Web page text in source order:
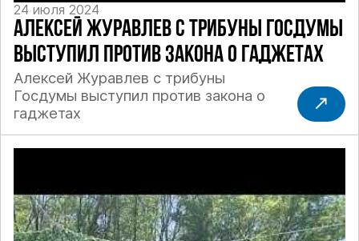
АЛЕКСЕЙ ЖУРАВЛЕВ С ТРИБУНЫ ГОСДУМЫ
ВЫСТУПИЛ ПРОТИВ ЗАКОНА О ГАДЖЕТАХ
24 июля 2024
Алексей Журавлев с трибуны
Госдумы выступил против закона о
гаджетах